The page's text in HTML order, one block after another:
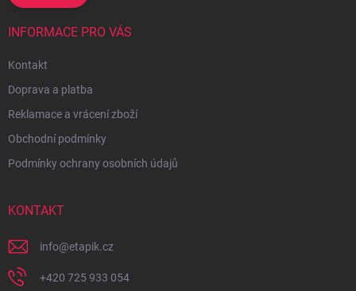
INFORMACE PRO VÁS
Kontakt
Doprava a platba
Reklamace a vrácení zboží
Obchodní podmínky
Podmínky ochrany osobních údajů
KONTAKT
info@etapik.cz
+420 725 933 054